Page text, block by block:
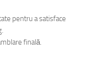
pentru a satisface
finală.